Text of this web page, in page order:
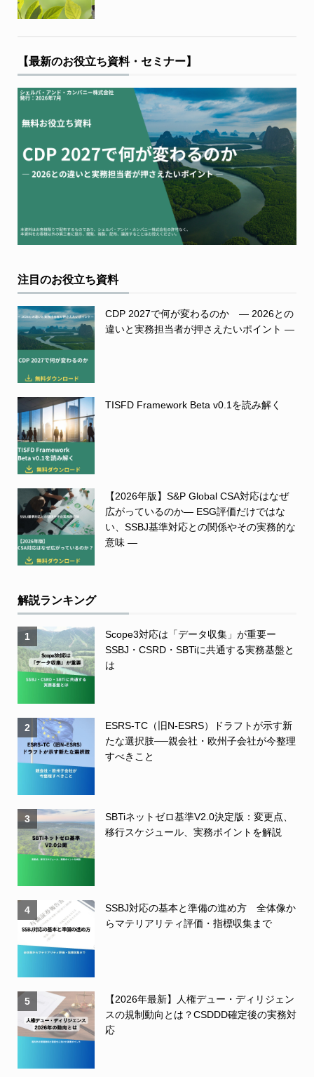
【最新のお役立ち資料・セミナー】
注目のお役立ち資料
CDP 2027で何が変わるのか ― 2026との
違いと実務担当者が押さえたいポイント ―
TISFD Framework Beta v0.1を読み解く
【2026年版】S&P Global CSA対応はなぜ
広がっているのか― ESG評価だけではな
い、SSBJ基準対応との関係やその実務的な
意味 ―
解説ランキング
1
Scope3対応は「データ収集」が重要ー
SSBJ・CSRD・SBTiに共通する実務基盤と
は
2
ESRS-TC（旧N-ESRS）ドラフトが示す新
たな選択肢──親会社・欧州子会社が今整理
すべきこと
3
SBTiネットゼロ基準V2.0決定版：変更点、
移行スケジュール、実務ポイントを解説
4
SSBJ対応の基本と準備の進め方 全体像か
らマテリアリティ評価・指標収集まで
5
【2026年最新】人権デュー・ディリジェン
スの規制動向とは？CSDDD確定後の実務対
応